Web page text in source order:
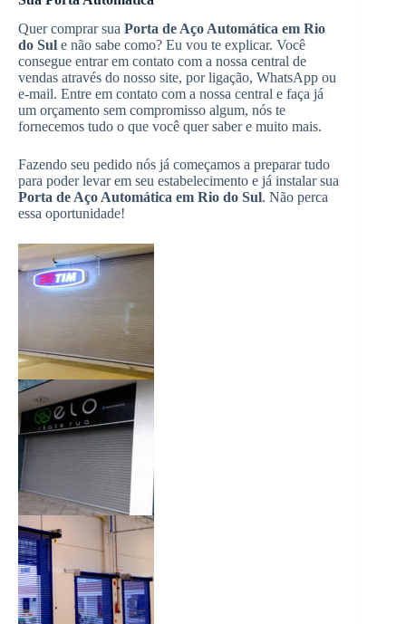
Quer comprar sua Porta de Aço Automática em Rio
do Sul e não sabe como? Eu vou te explicar. Você
consegue entrar em contato com a nossa central de
vendas através do nosso site, por ligação, WhatsApp ou
e-mail. Entre em contato com a nossa central e faça já
um orçamento sem compromisso algum, nós te
fornecemos tudo o que você quer saber e muito mais.
Fazendo seu pedido nós já começamos a preparar tudo
para poder levar em seu estabelecimento e já instalar sua
Porta de Aço Automática em Rio do Sul. Não perca
essa oportunidade!